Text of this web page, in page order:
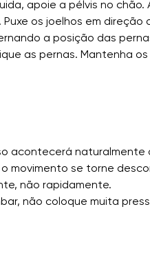
apoie a pélvis no chão.
os joelhos em direção
a posição das
as pernas. Mantenha
acontecerá naturalmente
movimento se torne
não rapidamente.
não coloque muita